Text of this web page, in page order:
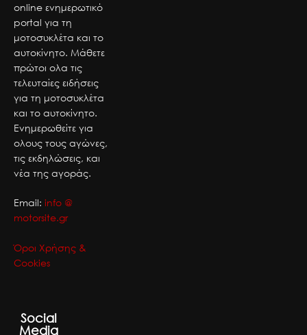
online ενημερωτικό
portal για τη
μοτοσυκλέτα και το
αυτοκίνητο. Μάθετε
πρώτοι ολα τις
τελευταίες ειδήσεις
για τη μοτοσυκλέτα
και το αυτοκίνητο.
Ενημερωθείτε για
ολους τους αγώνες,
τις εκδηλώσεις, και
νέα της αγοράς.
Email: info @
motorsite.gr
Όροι Χρήσης &
Cookies
Social
Media